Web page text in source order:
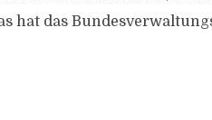
hat das